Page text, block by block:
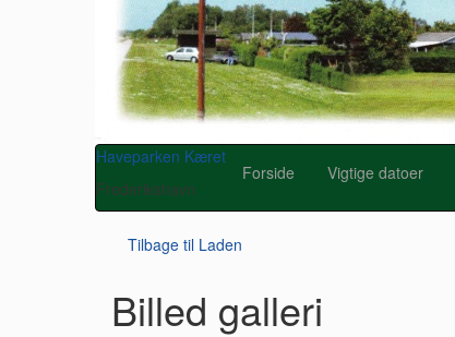
Haveparken Kæret
Frederikshavn
Forside Vigtige datoer
Tilbage til Laden
Billed galleri